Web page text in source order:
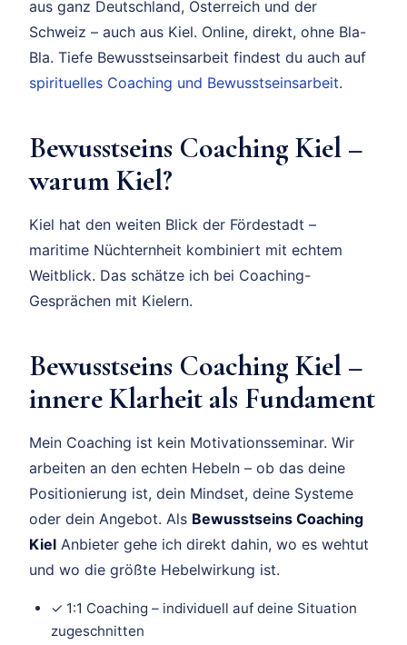
aus ganz Deutschland, Österreich und der
Schweiz – auch aus Kiel. Online, direkt, ohne Bla-
Bla. Tiefe Bewusstseinsarbeit findest du auch auf
spirituelles Coaching und Bewusstseinsarbeit.
Bewusstseins Coaching Kiel –
warum Kiel?
Kiel hat den weiten Blick der Fördestadt –
maritime Nüchternheit kombiniert mit echtem
Weitblick. Das schätze ich bei Coaching-
Gesprächen mit Kielern.
Bewusstseins Coaching Kiel –
innere Klarheit als Fundament
Mein Coaching ist kein Motivationsseminar. Wir
arbeiten an den echten Hebeln – ob das deine
Positionierung ist, dein Mindset, deine Systeme
oder dein Angebot. Als Bewusstseins Coaching
Kiel Anbieter gehe ich direkt dahin, wo es wehtut
und wo die größte Hebelwirkung ist.
✓ 1:1 Coaching – individuell auf deine Situation
zugeschnitten